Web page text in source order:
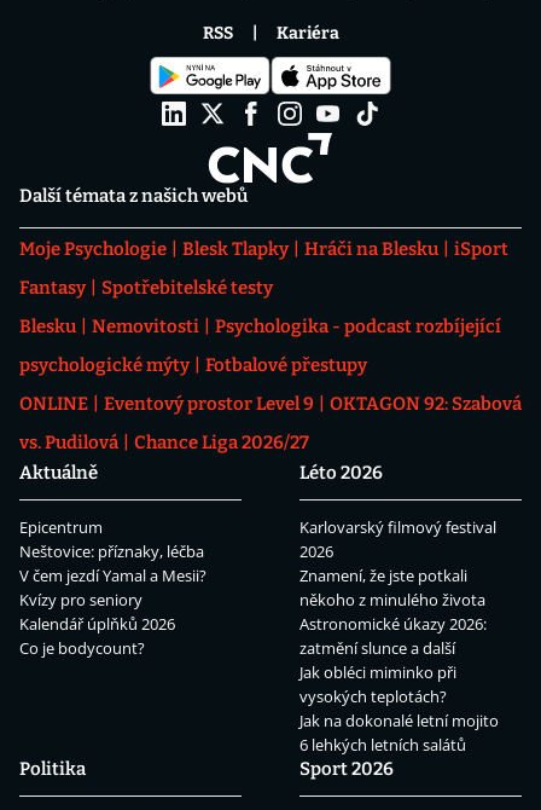
Další témata z našich webů
Moje Psychologie Blesk Tlapky Hráči na Blesku
iSport
Fantasy
Spotřebitelské testy
Blesku
Nemovitosti
Psychologika - podcast rozbíjející
psychologické mýty
Fotbalové přestupy
ONLINE
Eventový prostor Level 9
OKTAGON 92: Szabová
vs. Pudilová
Chance Liga 2026/27
Aktuálně
Epicentrum
Neštovice: příznaky, léčba
V čem jezdí Yamal a Mesii?
Kvízy pro seniory
Kalendář úplňků 2026
Co je bodycount?
Léto 2026
Karlovarský filmový festival
2026
Znamení, že jste potkali
někoho z minulého života
Astronomické úkazy 2026:
zatmění slunce a další
Jak obléci miminko při
vysokých teplotách?
Jak na dokonalé letní mojito
6 lehkých letních salátů
Politika
Sport 2026
RSS Kariéra